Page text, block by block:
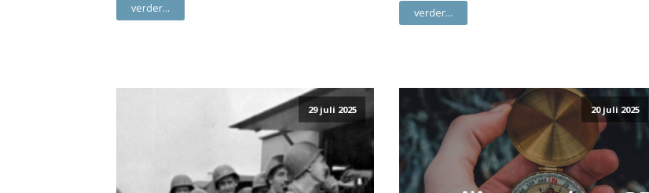
verder... verder...
29 juli 2025 20 juli 2025